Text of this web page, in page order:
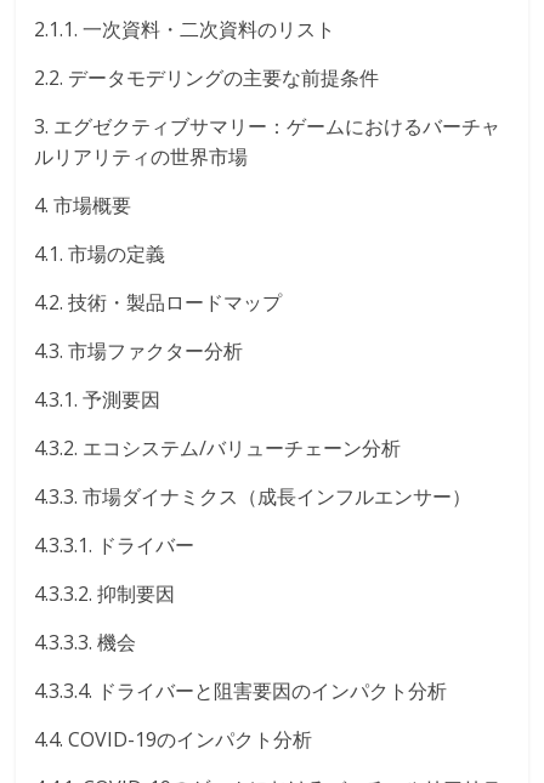
2.1.1. 一次資料・二次資料のリスト
2.2. データモデリングの主要な前提条件
3. エグゼクティブサマリー：ゲームにおけるバーチャ
ルリアリティの世界市場
4. 市場概要
4.1. 市場の定義
4.2. 技術・製品ロードマップ
4.3. 市場ファクター分析
4.3.1. 予測要因
4.3.2. エコシステム/バリューチェーン分析
4.3.3. 市場ダイナミクス（成長インフルエンサー）
4.3.3.1. ドライバー
4.3.3.2. 抑制要因
4.3.3.3. 機会
4.3.3.4. ドライバーと阻害要因のインパクト分析
4.4. COVID-19のインパクト分析